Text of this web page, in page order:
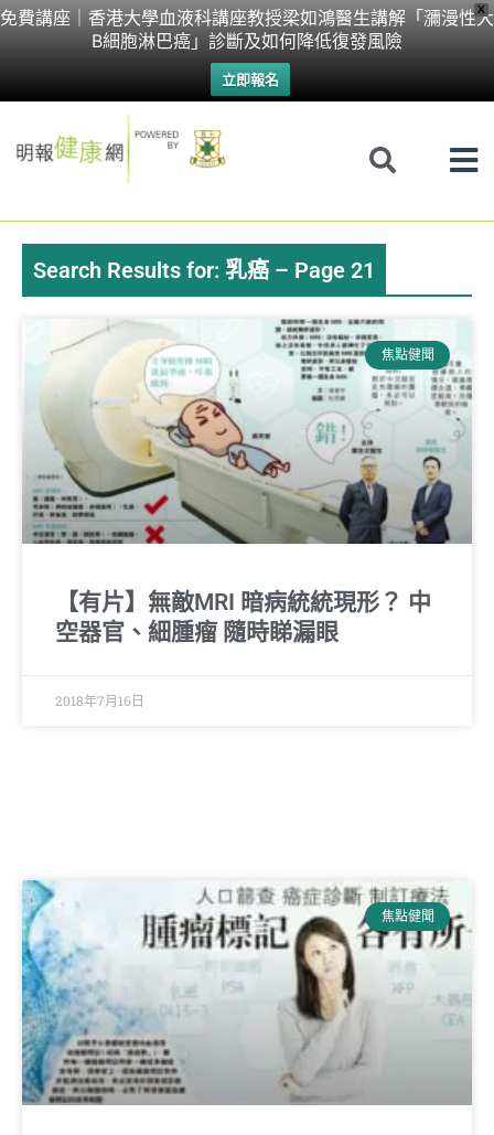
X
免費講座｜香港大學血液科講座教授梁如鴻醫生講解「瀰漫性大
B細胞淋巴癌」診斷及如何降低復發風險
立即報名
Skip
Search Results for: 乳癌 – Page 21
焦點健聞
【有片】無敵MRI 暗病統統現形？ 中
空器官、細腫瘤 隨時睇漏眼
2018年7月16日
焦點健聞
Page Page PagePagePage